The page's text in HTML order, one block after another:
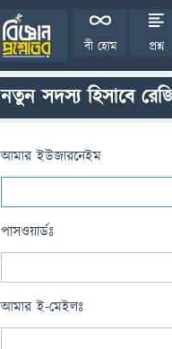
বী হোম প্রশ্ন
নতুন সদস্য হিসাবে
আমার ইউজারনেইম
পাসওয়ার্ডঃ
আমার ই-মেইলঃ